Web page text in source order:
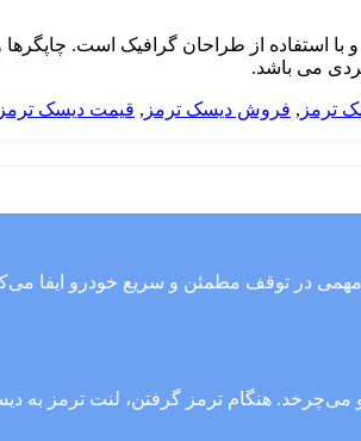
با استفاده از طراحان گرافیک است.
می باشد.
ترمز , فروش دیسک ترمز , قیمت دیسک ترمز
در توقف مطمئن و سریع خودرو ایفا
هنگام ترمز گرفتن، لنت ترمز به